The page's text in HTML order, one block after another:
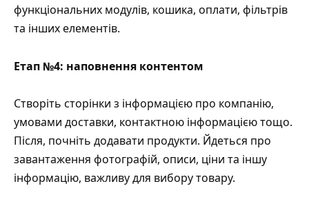
функціональних модулів, кошика, оплати, фільтрів
та інших елементів.
Етап №4: наповнення контентом
Створіть сторінки з інформацією про компанію,
умовами доставки, контактною інформацією тощо.
Після, почніть додавати продукти. Йдеться про
завантаження фотографій, описи, ціни та іншу
інформацію, важливу для вибору товару.